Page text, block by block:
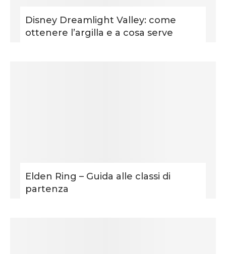
Disney Dreamlight Valley: come
ottenere l’argilla e a cosa serve
Elden Ring – Guida alle classi di
partenza